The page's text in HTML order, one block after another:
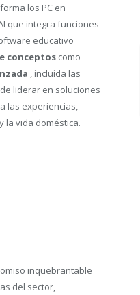
los PC en
que integra funciones
educativo
conceptos como
, incluida las
liderar en soluciones
las experiencias,
la vida doméstica.
inquebrantable
del sector,